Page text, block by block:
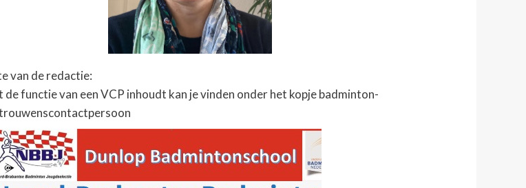
van de redactie:
de functie van een VCP inhoudt kan je vinden onder het kopje badminton-